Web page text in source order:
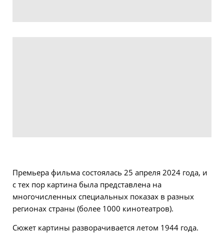
Премьера фильма состоялась 25 апреля 2024 года, и
с тех пор картина была представлена на
многочисленных специальных показах в разных
регионах страны (более 1000 кинотеатров).
Сюжет картины разворачивается летом 1944 года.